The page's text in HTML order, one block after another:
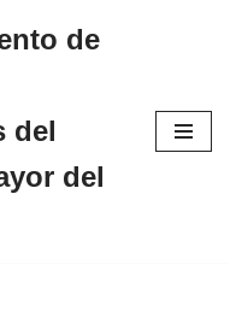
de
del
del